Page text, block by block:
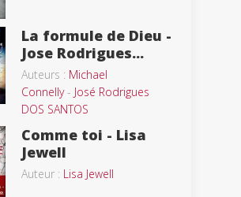
La formule de Dieu -
Jose Rodrigues...
Auteurs : Michael
Connelly- José Rodrigues
DOS SANTOS
Comme toi - Lisa
Jewell
Auteur : Lisa Jewell